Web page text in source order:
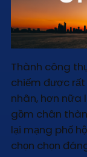
Thành công
chiếm được
nhân, hơn nữa
gồm chân
lại mạng phố
chọn chọn